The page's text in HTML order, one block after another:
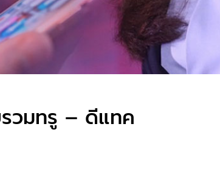
วมทรู – ดีแทค